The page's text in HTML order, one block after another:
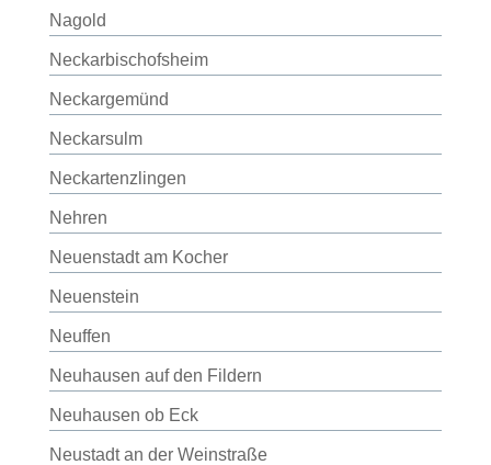
Nagold
Neckarbischofsheim
Neckargemünd
Neckarsulm
Neckartenzlingen
Nehren
Neuenstadt am Kocher
Neuenstein
Neuffen
Neuhausen auf den Fildern
Neuhausen ob Eck
Neustadt an der Weinstraße